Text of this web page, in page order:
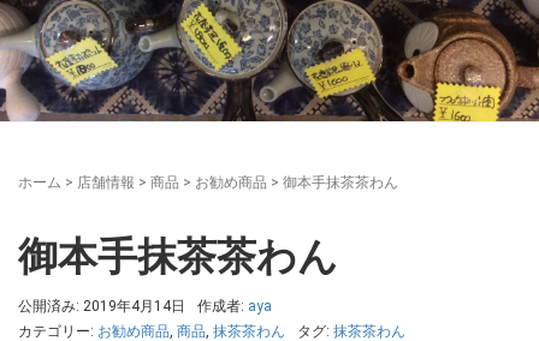
ホーム > 店舗情報 > 商品 > お勧め商品 > 御本手抹茶茶わん
御本手抹茶茶わん
公開済み: 2019年4月14日 作成者: aya
カテゴリー: お勧め商品, 商品, 抹茶茶わん タグ: 抹茶茶わん